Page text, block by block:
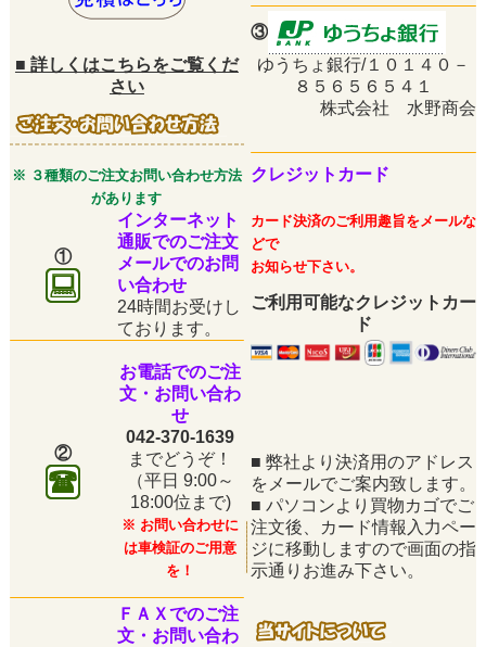
③
■ 詳しくはこちらをご覧くだ
さい
ゆうちょ銀行/１０１４０－
８５６５６５４１
株式会社 水野商会
※ ３種類のご注文お問い合わせ方法
があります
クレジットカード
①
インターネット
通販でのご注文
メールでのお問
い合わせ
24時間お受けし
ております。
カード決済のご利用趣旨をメールな
どで
お知らせ下さい。
ご利用可能なクレジットカー
ド
②
お電話でのご注
文・お問い合わ
せ
042-370-1639
までどうぞ！
（平日 9:00～
18:00位まで)
※ お問い合わせに
は車検証のご用意
を！
■ 弊社より決済用のアドレス
をメールでご案内致します。
■ パソコンより買物カゴでご
注文後、カード情報入力ペー
ジに移動しますので画面の指
示通りお進み下さい。
ＦＡＸでのご注
文・お問い合わ